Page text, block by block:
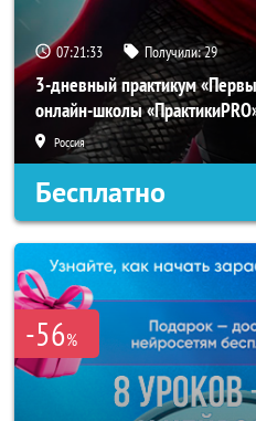
07:21:32 Получили:29
3-дневный практикум
онлайн-школы
Россия
Бесплатно
-56%